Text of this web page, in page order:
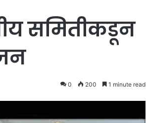
समितीकडून
0 200 1 minute read